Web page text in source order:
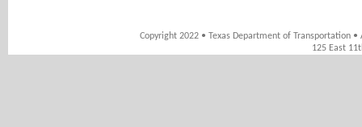
Copyright 2022 • Texas Department of Transportation
125 East